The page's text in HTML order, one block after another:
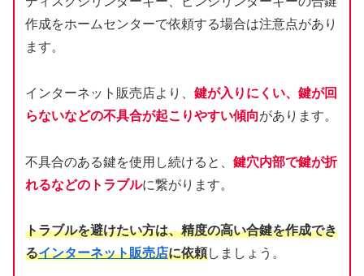
作成をホームセンターで依頼する場合は注意点があり
ます。
インターネット販売店より、 鍵が入りにくい、鍵が回
らないなどの不具合が起こりやすい傾向があります。
不具合のある鍵を使用し続けると、 鍵穴内部で鍵が折
れるなどのトラブルに繋がります。
トラブルを避けたい方は、精度の高い合鍵を作成でき
るインターネット販売店に依頼しましょう。